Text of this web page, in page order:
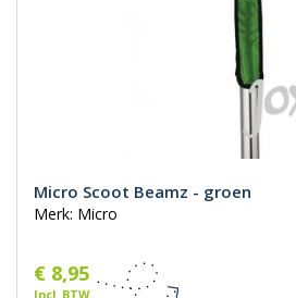
Micro Scoot Beamz - groen
Merk: Micro
€ 8,95
Incl. BTW